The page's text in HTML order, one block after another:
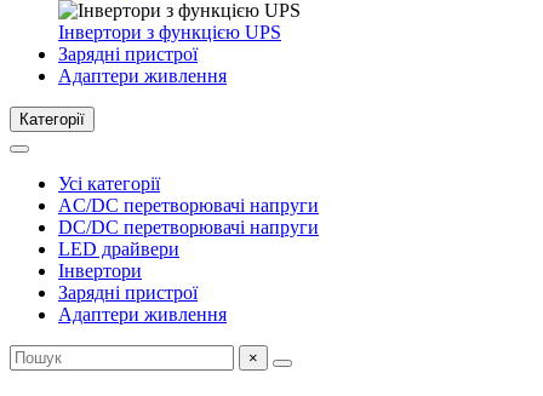
Інвертори з функцією UPS
Зарядні пристрої
Адаптери живлення
Категорії
Усі категорії
AC/DC перетворювачі напруги
DC/DC перетворювачі напруги
LED драйвери
Інвертори
Зарядні пристрої
Адаптери живлення
×